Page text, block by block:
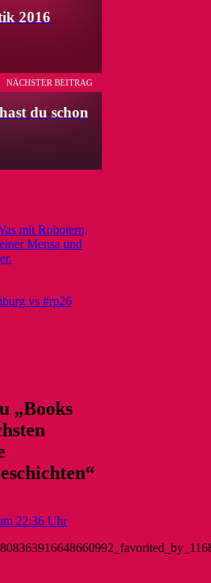
2016
du schon
NÄCHSTER BEITRAG
mit Robotern,
Mensa und
vs #rp26
„Books
22:36 Uhr